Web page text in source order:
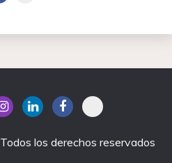
los derechos reservados